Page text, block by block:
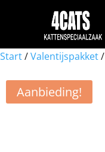
Start/Valentijspakket
Aanbieding!